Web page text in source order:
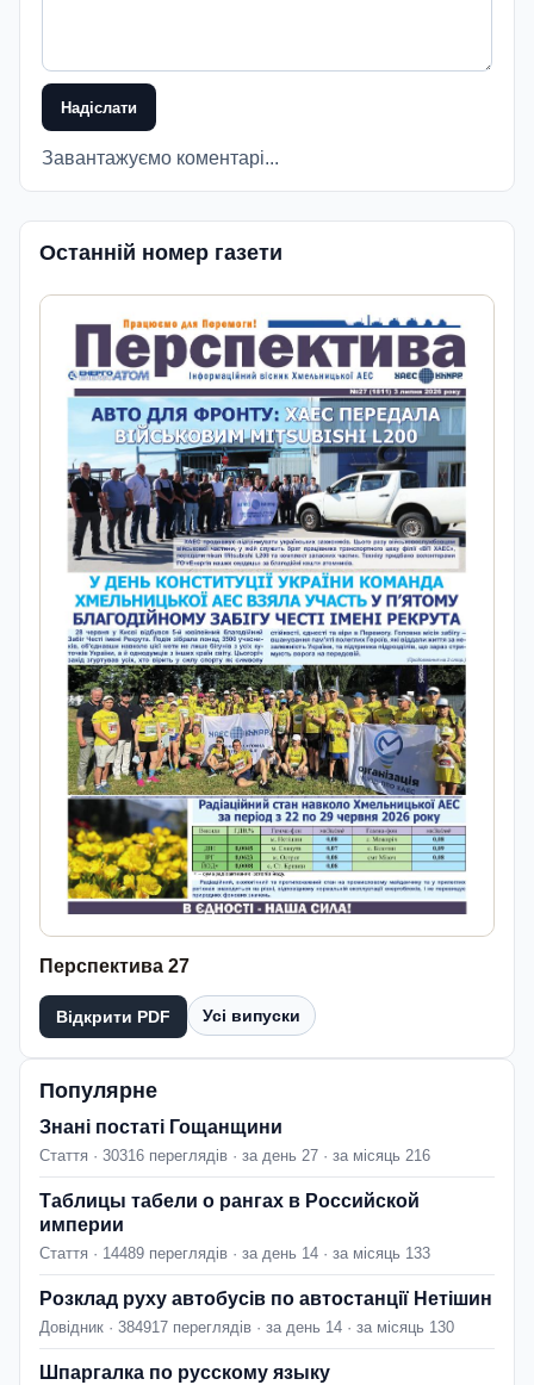
Надіслати
Завантажуємо коментарі...
Останній номер газети
Перспектива 27
Відкрити PDF Усі випуски
Популярне
Знані постаті Гощанщини
Стаття · 30316 переглядів · за день 27 · за місяць 216
Таблицы табели о рангах в Российской
империи
Стаття · 14489 переглядів · за день 14 · за місяць 133
Розклад руху автобусів по автостанції Нетішин
Довідник · 384917 переглядів · за день 14 · за місяць 130
Шпаргалка по русскому языку